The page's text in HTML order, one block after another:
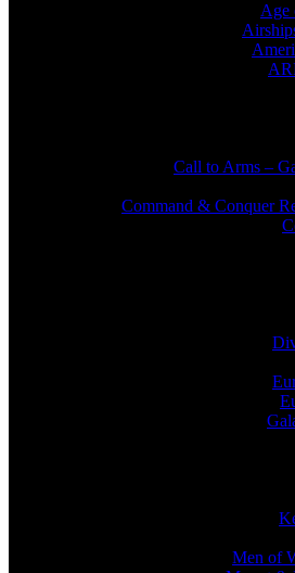
Age
Call to Arms –
Command & Conquer
Men of